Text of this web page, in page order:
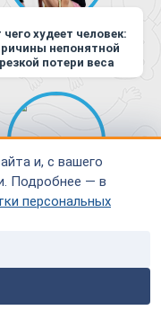
и, с вашего
Подробнее — в
персональных
payment contacts
чего худеет человек:
непонятной
резкой потери веса
анорексии и